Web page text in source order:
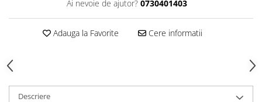
Ai nevoie de ajutor? 0730401403
Adauga la Favorite Cere informatii
Descriere